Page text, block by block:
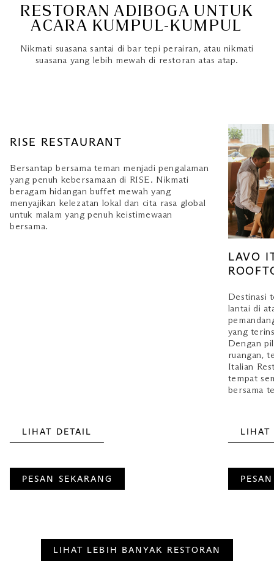
RESTORAN ADIBOGA UNTUK
ACARA KUMPUL-KUMPUL
Nikmati suasana santai di bar tepi perairan, atau nikmati
suasana yang lebih mewah di restoran atas atap.
RISE RESTAURANT
Bersantap bersama teman menjadi pengalaman
yang penuh kebersamaan di RISE. Nikmati
beragam hidangan buffet mewah yang
menyajikan kelezatan lokal dan cita rasa global
untuk malam yang penuh keistimewaan
bersama.
LIHAT DETAIL
PESAN SEKARANG
LAVO
Destinasi
lantai di
yang
Dengan
ruangan,
Italian
tempat
bersama
LIHAT
LIHAT LEBIH BANYAK RESTORAN